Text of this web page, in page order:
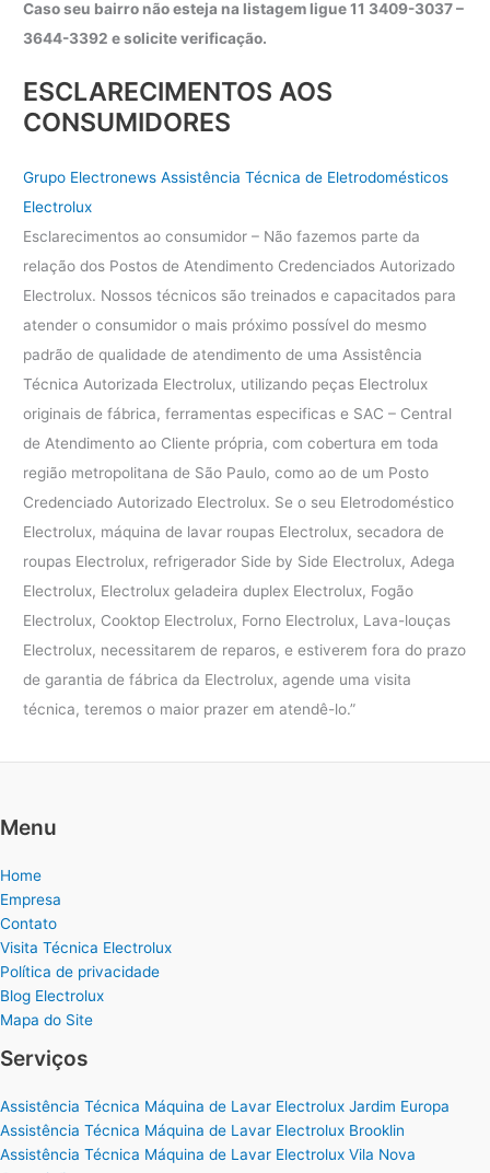
Caso seu bairro não esteja na listagem ligue 11 3409-3037 –
3644-3392 e solicite verificação.
ESCLARECIMENTOS AOS
CONSUMIDORES
Grupo Electronews Assistência Técnica de Eletrodomésticos
Electrolux
Esclarecimentos ao consumidor – Não fazemos parte da
relação dos Postos de Atendimento Credenciados Autorizado
Electrolux. Nossos técnicos são treinados e capacitados para
atender o consumidor o mais próximo possível do mesmo
padrão de qualidade de atendimento de uma Assistência
Técnica Autorizada Electrolux, utilizando peças Electrolux
originais de fábrica, ferramentas especificas e SAC – Central
de Atendimento ao Cliente própria, com cobertura em toda
região metropolitana de São Paulo, como ao de um Posto
Credenciado Autorizado Electrolux. Se o seu Eletrodoméstico
Electrolux, máquina de lavar roupas Electrolux, secadora de
roupas Electrolux, refrigerador Side by Side Electrolux, Adega
Electrolux, Electrolux geladeira duplex Electrolux, Fogão
Electrolux, Cooktop Electrolux, Forno Electrolux, Lava-louças
Electrolux, necessitarem de reparos, e estiverem fora do prazo
de garantia de fábrica da Electrolux, agende uma visita
técnica, teremos o maior prazer em atendê-lo.”
Menu
Home
Empresa
Contato
Visita Técnica Electrolux
Política de privacidade
Blog Electrolux
Mapa do Site
Serviços
Assistência Técnica Máquina de Lavar Electrolux Jardim Europa
Assistência Técnica Máquina de Lavar Electrolux Brooklin
Assistência Técnica Máquina de Lavar Electrolux Vila Nova